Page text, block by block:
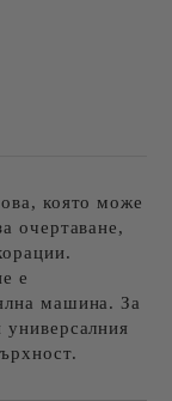
която може
очертаване,
е
машина. За